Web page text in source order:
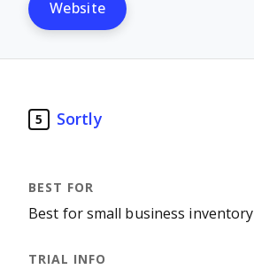
Website
5 Sortly
Best for small business inventory